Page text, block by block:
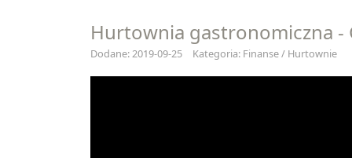
Hurtownia gastronomiczna -
Dodane: 2019-09-25 Kategoria: Finanse / Hurtownie